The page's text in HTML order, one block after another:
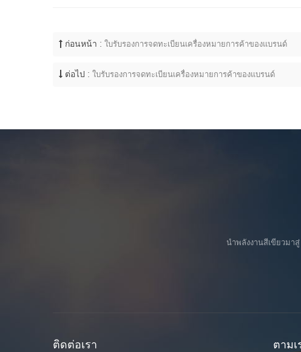
ก่อนหน้า : ใบรับรองการจดทะเบียนเครื่องหมายการค้าของแบรนด์
ต่อไป : ใบรับรองการจดทะเบียนเครื่องหมายการค้าของแบรนด์
นำพลังงานสีเขียวม
ติดต่อเรา ตาม